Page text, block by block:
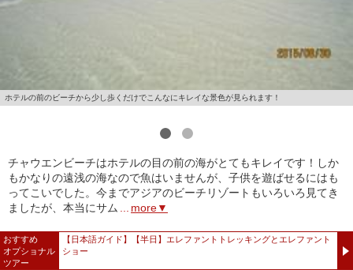
ホテルの前のビーチから少し歩くだけでこんなにキレイな景色が見られます！
チャウエンビーチはホテルの目の前の海がとてもキレイです！しか
もかなりの遠浅の海なので魚はいませんが、子供を遊ばせるにはも
ってこいでした。今までアジアのビーチリゾートもいろいろ見てき
ましたが、本当にサム ... more▼
おすすめ
オプショナル
ツアー
【日本語ガイド】【半日】エレファントトレッキングとエレファント
ショー